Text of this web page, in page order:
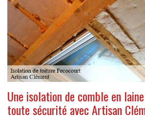
Une isolation de comble en
toute sécurité avec Artisan